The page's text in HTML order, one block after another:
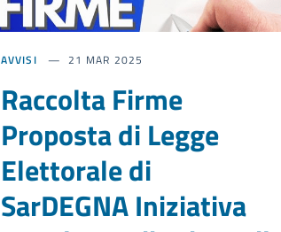
AVVISI 21 MAR 2025
Raccolta Firme
Proposta di Legge
Elettorale di
SarDEGNA Iniziativa